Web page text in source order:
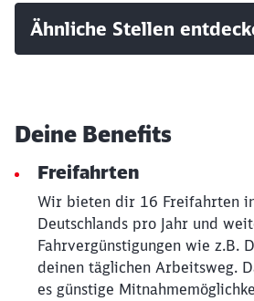
Ähnliche Stellen
Deine Benefits
Freifahrten
Wir bieten dir 16 Freifahrten
Deutschlands pro Jahr und
Fahrvergünstigungen wie z.B.
deinen täglichen Arbeitsweg.
es günstige
Möchten Sie zu
Abbrechen